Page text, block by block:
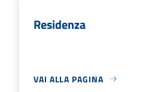
Residenza
VAI ALLA PAGINA